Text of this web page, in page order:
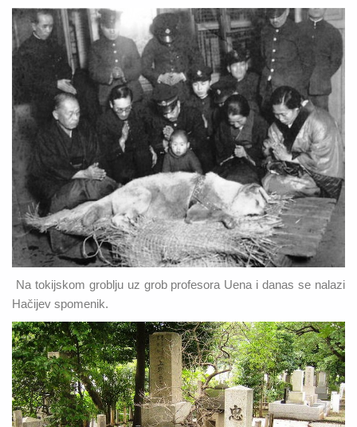
Na tokijskom groblju uz grob profesora Uena i danas se nalazi
Hačijev spomenik.